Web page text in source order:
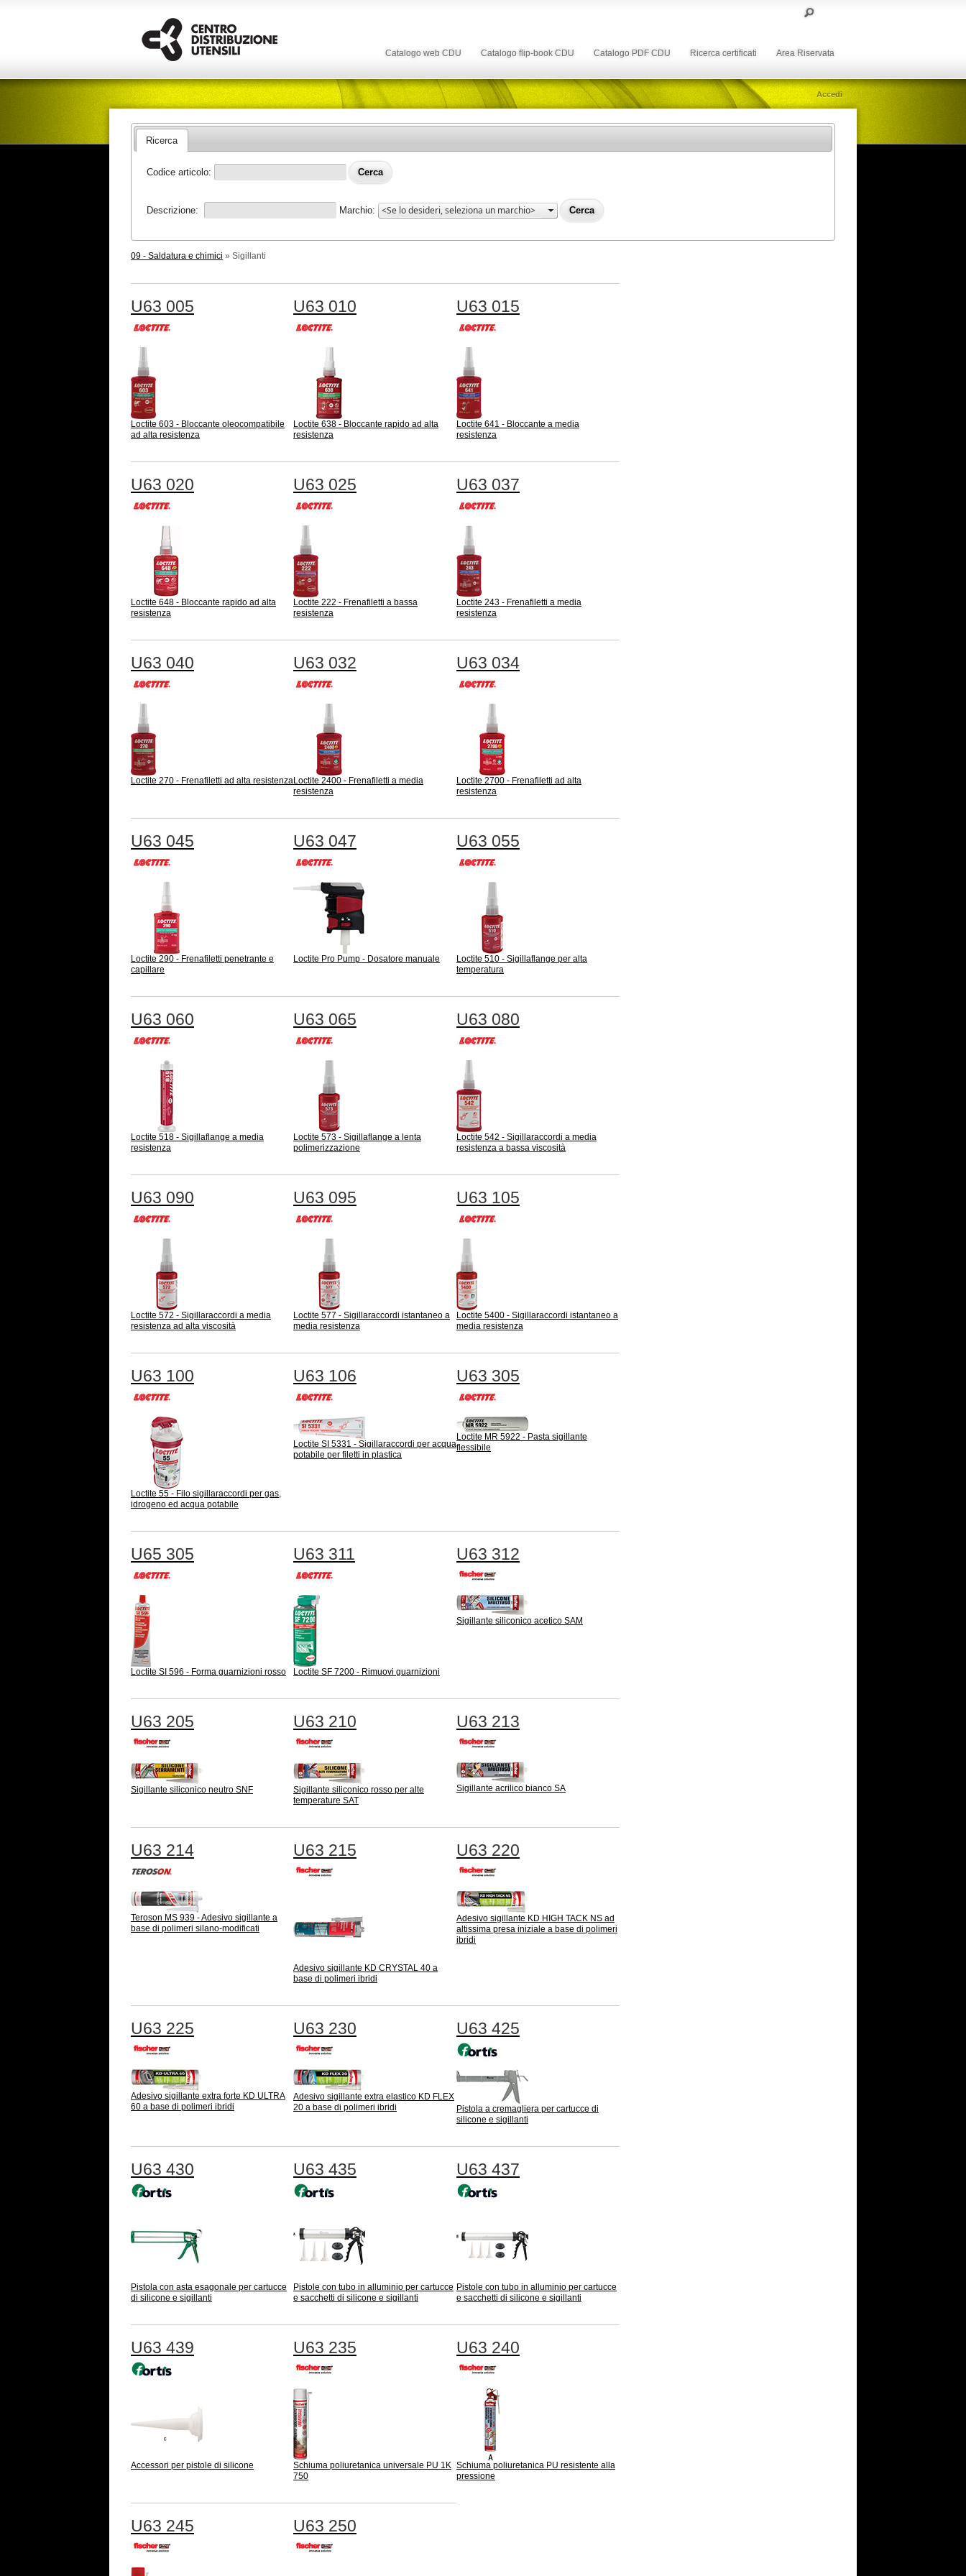
Catalogo web CDU Catalogo flip-book CDU Catalogo PDF CDU Ricerca certificati Area Riservata
Accedi
Ricerca
Codice articolo:
Descrizione: Marchio:
09 - Saldatura e chimici » Sigillanti
U63 005
Loctite 603 - Bloccante oleocompatibile
ad alta resistenza
U63 010
Loctite 638 - Bloccante rapido ad alta
resistenza
U63 015
Loctite 641 - Bloccante a media
resistenza
U63 020
Loctite 648 - Bloccante rapido ad alta
resistenza
U63 025
Loctite 222 - Frenafiletti a bassa
resistenza
U63 037
Loctite 243 - Frenafiletti a media
resistenza
U63 040
Loctite 270 - Frenafiletti ad alta resistenza
U63 032
Loctite 2400 - Frenafiletti a media
resistenza
U63 034
Loctite 2700 - Frenafiletti ad alta
resistenza
U63 045
Loctite 290 - Frenafiletti penetrante e
capillare
U63 047
Loctite Pro Pump - Dosatore manuale
U63 055
Loctite 510 - Sigillaflange per alta
temperatura
U63 060
Loctite 518 - Sigillaflange a media
resistenza
U63 065
Loctite 573 - Sigillaflange a lenta
polimerizzazione
U63 080
Loctite 542 - Sigillaraccordi a media
resistenza a bassa viscosità
U63 090
Loctite 572 - Sigillaraccordi a media
resistenza ad alta viscosità
U63 095
Loctite 577 - Sigillaraccordi istantaneo a
media resistenza
U63 105
Loctite 5400 - Sigillaraccordi istantaneo a
media resistenza
U63 100
Loctite 55 - Filo sigillaraccordi per gas,
idrogeno ed acqua potabile
U63 106
Loctite SI 5331 - Sigillaraccordi per acqua
potabile per filetti in plastica
U63 305
Loctite MR 5922 - Pasta sigillante
flessibile
U65 305
Loctite SI 596 - Forma guarnizioni rosso
U63 311
Loctite SF 7200 - Rimuovi guarnizioni
U63 312
Sigillante siliconico acetico SAM
U63 205
Sigillante siliconico neutro SNF
U63 210
Sigillante siliconico rosso per alte
temperature SAT
U63 213
Sigillante acrilico bianco SA
U63 214
Teroson MS 939 - Adesivo sigillante a
base di polimeri silano-modificati
U63 215
Adesivo sigillante KD CRYSTAL 40 a
base di polimeri ibridi
U63 220
Adesivo sigillante KD HIGH TACK NS ad
altissima presa iniziale a base di polimeri
ibridi
U63 225
Adesivo sigillante extra forte KD ULTRA
60 a base di polimeri ibridi
U63 230
Adesivo sigillante extra elastico KD FLEX
20 a base di polimeri ibridi
U63 425
Pistola a cremagliera per cartucce di
silicone e sigillanti
U63 430
Pistola con asta esagonale per cartucce
di silicone e sigillanti
U63 435
Pistole con tubo in alluminio per cartucce
e sacchetti di silicone e sigillanti
U63 437
Pistole con tubo in alluminio per cartucce
e sacchetti di silicone e sigillanti
U63 439
Accessori per pistole di silicone
U63 235
Schiuma poliuretanica universale PU 1K
750
U63 240
Schiuma poliuretanica PU resistente alla
pressione
U63 245 U63 250